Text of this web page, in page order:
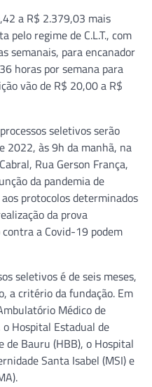
a R$ 2.379,03 mais
pelo regime de C.L.T., com
semanais, para encanador
horas por semana para
vão de R$ 20,00 a R$
seletivos serão
2022, às 9h da manhã, na
Rua Gerson França,
da pandemia de
protocolos determinados
da prova
a Covid-19 podem
seletivos é de seis meses,
a critério da fundação. Em
Médico de
o Hospital Estadual de
de Bauru (HBB), o Hospital
Santa Isabel (MSI) e